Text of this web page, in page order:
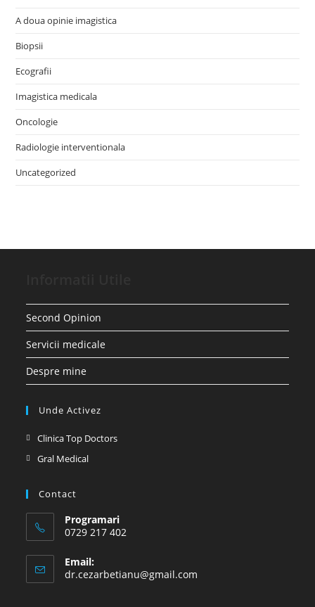
A doua opinie imagistica
Biopsii
Ecografii
Imagistica medicala
Oncologie
Radiologie interventionala
Uncategorized
Second Opinion
Servicii medicale
Despre mine
Unde Activez
Clinica Top DoctorsOpens
Gral MedicalOpens
tab
Contact
Programari
0729 217 402
Email:
dr.cezarbetianu@gmail.com